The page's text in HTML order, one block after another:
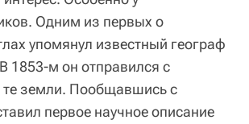
Одним из первых о
упомянул известный географ
1853-м он отправился с
те земли. Пообщавшись с
первое научное описание